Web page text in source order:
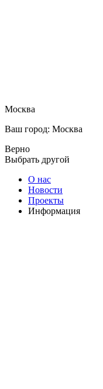
Москва
Ваш город: Москва
Верно
Выбрать другой
О нас
Новости
Проекты
Информация